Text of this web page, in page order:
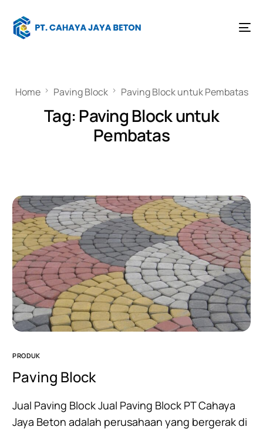
Home Paving Block Paving Block untuk Pembatas
Tag: Paving Block untuk
Pembatas
PRODUK
Paving Block
Jual Paving Block Jual Paving Block PT Cahaya
Jaya Beton adalah perusahaan yang bergerak di